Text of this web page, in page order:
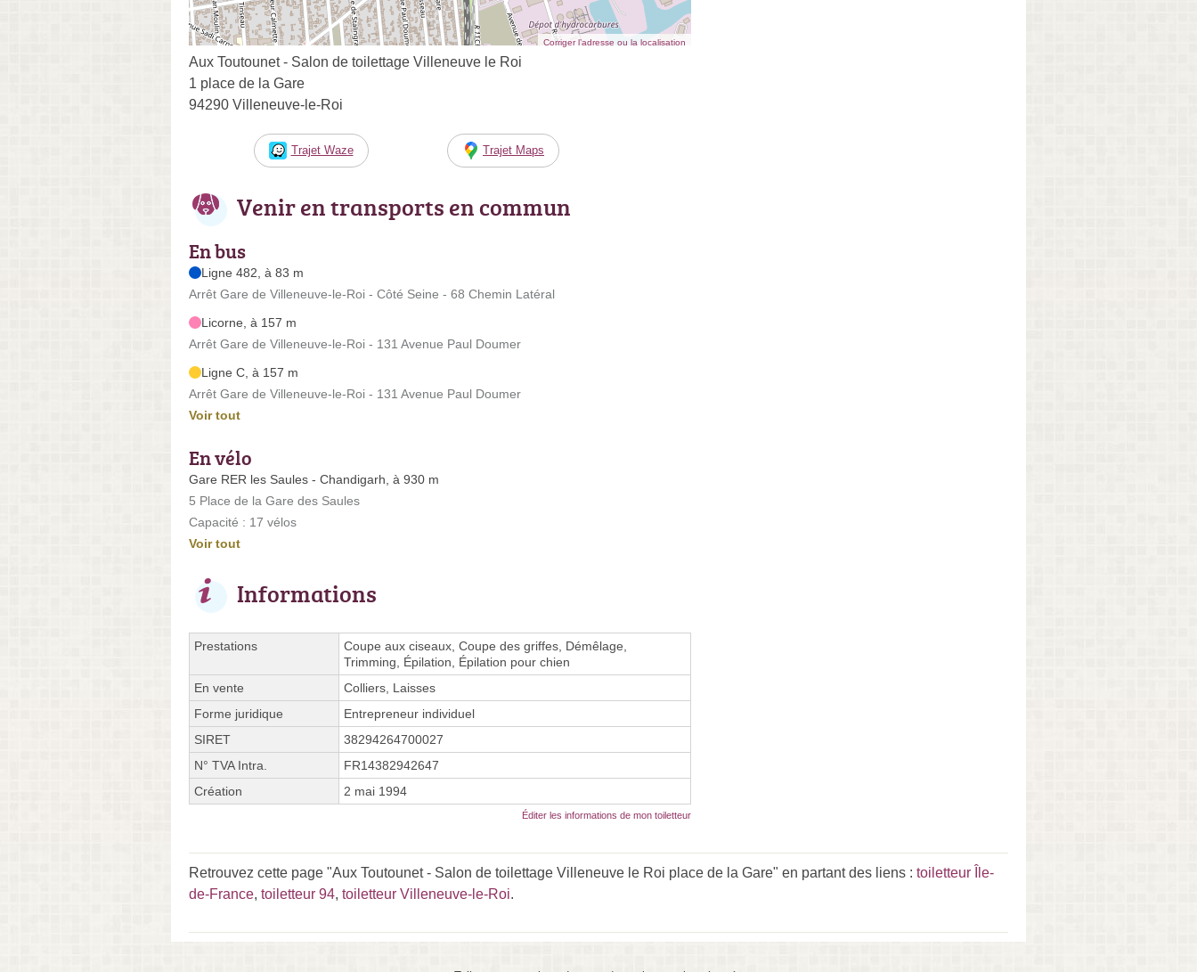
Corriger l’adresse ou la localisation
Aux Toutounet - Salon de toilettage Villeneuve le Roi
1 place de la Gare
94290 Villeneuve-le-Roi
Trajet Waze Trajet Maps
Venir en transports en commun
En bus
Ligne 482, à 83 m
Arrêt Gare de Villeneuve-le-Roi - Côté Seine - 68 Chemin Latéral
Licorne, à 157 m
Arrêt Gare de Villeneuve-le-Roi - 131 Avenue Paul Doumer
Ligne C, à 157 m
Arrêt Gare de Villeneuve-le-Roi - 131 Avenue Paul Doumer
Voir tout
En vélo
Gare RER les Saules - Chandigarh, à 930 m
5 Place de la Gare des Saules
Capacité : 17 vélos
Voir tout
Informations
Prestations
Coupe aux ciseaux, Coupe des griffes, Démêlage,
Trimming, Épilation, Épilation pour chien
En vente
Colliers, Laisses
Forme juridique
Entrepreneur individuel
SIRET
38294264700027
N° TVA Intra.
FR14382942647
Création
2 mai 1994
Éditer les informations de mon toiletteur
Retrouvez cette page "Aux Toutounet - Salon de toilettage Villeneuve le Roi place de la Gare" en partant des liens : toiletteur Île-
de-France, toiletteur 94, toiletteur Villeneuve-le-Roi.